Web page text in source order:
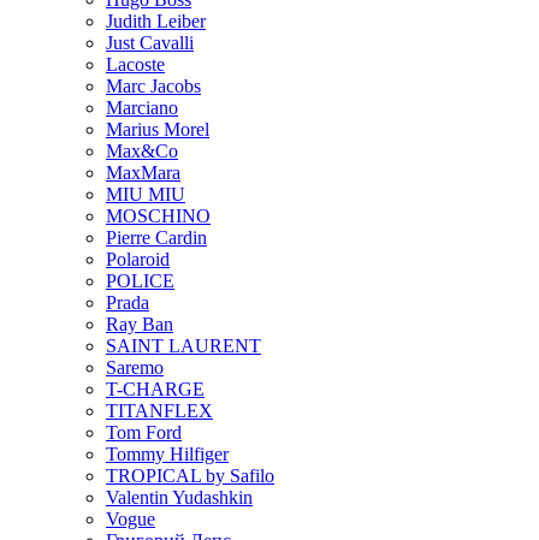
Judith Leiber
Just Cavalli
Lacoste
Marc Jacobs
Marciano
Marius Morel
Max&Co
MaxMara
MIU MIU
MOSCHINO
Pierre Cardin
Polaroid
POLICE
Prada
Ray Ban
SAINT LAURENT
Saremo
T-CHARGE
TITANFLEX
Tom Ford
Tommy Hilfiger
TROPICAL by Safilo
Valentin Yudashkin
Vogue